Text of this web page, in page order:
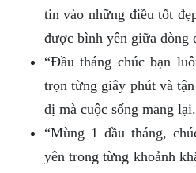
tin vào những điều tốt
được bình yên giữa dòng
“Đầu tháng chúc bạn
trọn từng giây phút và
dị mà cuộc sống mang
“Mùng 1 đầu tháng,
yên trong từng khoảnh